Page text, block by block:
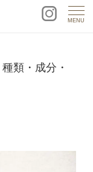
MENU
類・成分・